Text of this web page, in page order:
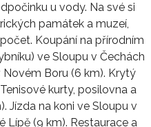
u vody. Na své si
památek a muzeí,
Koupání na přírodním
ve Sloupu v Čechách
Novém Boru (6 km). Krytý
kurty, posilovna a
Jízda na koni ve Sloupu v
Lípě (9 km). Restaurace a